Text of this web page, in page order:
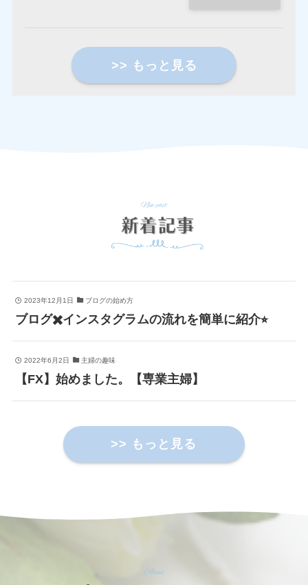
>> もっと見る
2023年12月1日 ブログの始め方
ブログ✖️インスタグラムの流れを簡単に紹介⭐︎
2022年6月2日 主婦の趣味
【FX】始めました。【専業主婦】
>> もっと見る